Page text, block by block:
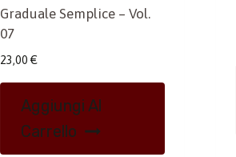
Graduale Semplice – Vol.
07
23,00 €
Aggiungi Al
Carrello